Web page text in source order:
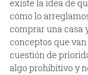
existe la idea de
cómo lo
comprar una casa
conceptos que
cuestión de
algo prohibitivo y